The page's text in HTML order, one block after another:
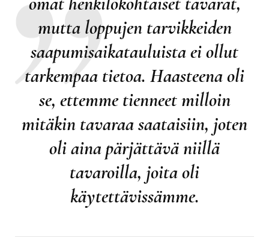
mutta loppujen tarvikkeiden
saapumisaikatauluista ei ollut
tarkempaa tietoa. Haasteena oli
se, ettemme tienneet milloin
mitäkin tavaraa saataisiin, joten
oli aina pärjättävä niillä
tavaroilla, joita oli
käytettävissämme.